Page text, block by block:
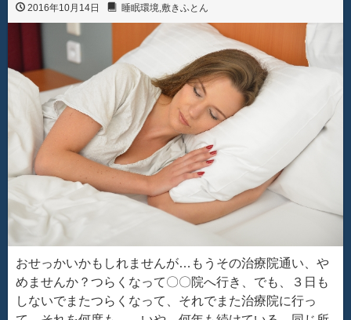
2016年10月14日 睡眠環境 敷きふとん
おせっかいかもしれませんが…もうその治療院通い、や
めませんか？つらくなって〇〇院へ行き、でも、３日も
しないでまたつらくなって、それでまた治療院に行っ